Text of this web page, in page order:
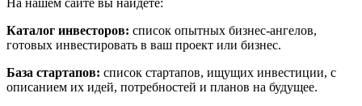
Каталог инвесторов: список опытных бизнес-ангелов,
готовых инвестировать в ваш проект или бизнес.
База стартапов: список стартапов, ищущих инвестиции, с
описанием их идей, потребностей и планов на будущее.